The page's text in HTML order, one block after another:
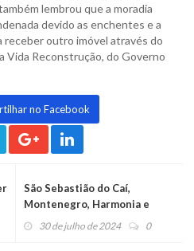
lembrou que a moradia
devido as enchentes e a
receber outro imóvel através do
Vida Reconstrução, do Governo
no Facebook
São Sebastião do Caí,
Montenegro, Harmonia e
Pareci Novo recebem R$ 14,5
30 de julho de 2024 0